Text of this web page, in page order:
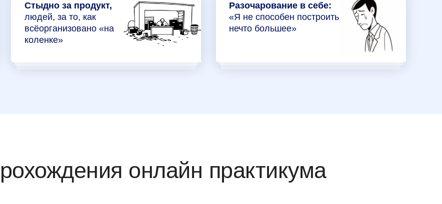
Стыдно за продукт,
людей, за то, как
всёорганизовано «на
коленке»
Разочарование в себе:
«Я не способен построить
нечто большее»
онлайн практикума